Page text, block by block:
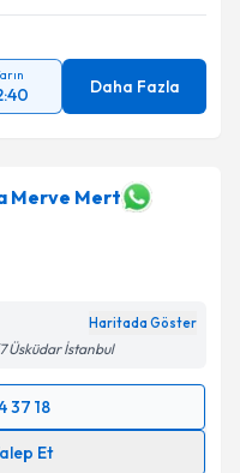
Daha Fazla
Merve Mert
Haritada Göster
Üsküdar İstanbul
37 18
Et